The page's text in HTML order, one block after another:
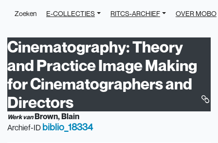
Zoeken E-COLLECTIES RITCS-ARCHIEF OVER MOBO
Cinematography: Theory
and Practice Image Making
for Cinematographers and
Directors
Werk van Brown, Blain
Archief-ID biblio_18334